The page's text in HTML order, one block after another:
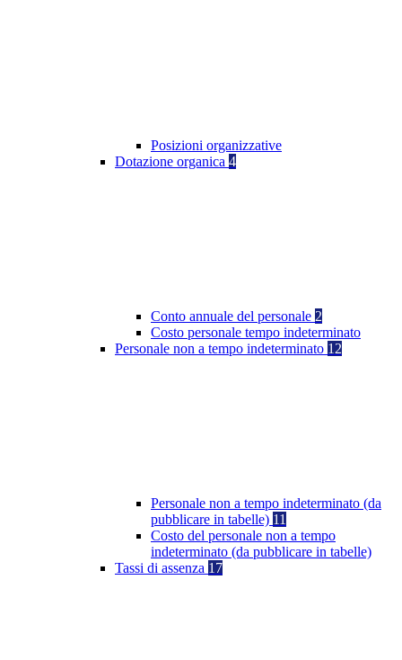
Posizioni organizzative
Dotazione organica 4
Conto annuale del personale 2
Costo personale tempo indeterminato
Personale non a tempo indeterminato 12
Personale non a tempo indeterminato (da
pubblicare in tabelle) 11
Costo del personale non a tempo
indeterminato (da pubblicare in tabelle)
Tassi di assenza 17